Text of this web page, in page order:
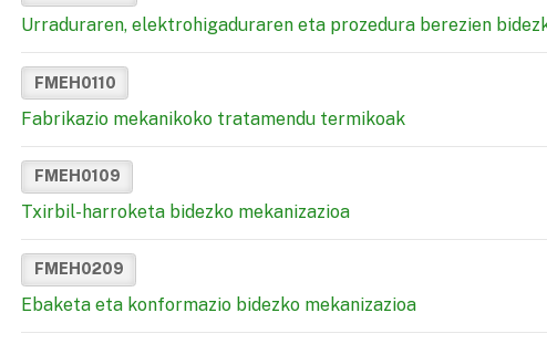
Urraduraren, elektrohigaduraren eta prozedura berezien
FMEH0110
Fabrikazio mekanikoko tratamendu termikoak
FMEH0109
Txirbil-harroketa bidezko mekanizazioa
FMEH0209
Ebaketa eta konformazio bidezko mekanizazioa